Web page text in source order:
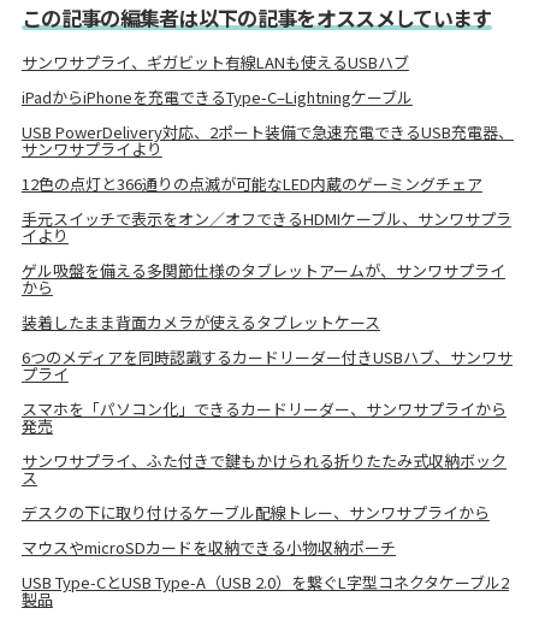
この記事の編集者は以下の記事をオススメしています
サンワサプライ、ギガビット有線LANも使えるUSBハブ
iPadからiPhoneを充電できるType-C–Lightningケーブル
USB PowerDelivery対応、2ポート装備で急速充電できるUSB充電器、
サンワサプライより
12色の点灯と366通りの点滅が可能なLED内蔵のゲーミングチェア
手元スイッチで表示をオン／オフできるHDMIケーブル、サンワサプラ
イより
ゲル吸盤を備える多関節仕様のタブレットアームが、サンワサプライ
から
装着したまま背面カメラが使えるタブレットケース
6つのメディアを同時認識するカードリーダー付きUSBハブ、サンワサ
プライ
スマホを「パソコン化」できるカードリーダー、サンワサプライから
発売
サンワサプライ、ふた付きで鍵もかけられる折りたたみ式収納ボック
ス
デスクの下に取り付けるケーブル配線トレー、サンワサプライから
マウスやmicroSDカードを収納できる小物収納ポーチ
USB Type-CとUSB Type-A（USB 2.0）を繋ぐL字型コネクタケーブル2
製品